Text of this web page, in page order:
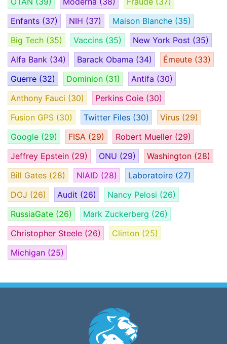
Enfants (37) NIH (37) Maison Blanche (35)
Big Tech (35) Vaccins (35) New York Post (35)
Alfa Bank (34) Barack Obama (34) Émeute (33)
Guerre (32) Dominion (31) Antifa (30)
Anthony Fauci (30) Perkins Coie (30)
Fusion GPS (30) Twitter Files (30) Virus (29)
Google (29) FISA (29) Robert Mueller (29)
Jeffrey Epstein (29) ONU (29) Washington (28)
Bill Gates (28) NIAID (28) Laboratoire (27)
DOJ (26) Audit (26) Nancy Pelosi (26)
RussiaGate (26) Mark Zuckerberg (26)
Christopher Steele (26) Clinton (25)
Michigan (25)